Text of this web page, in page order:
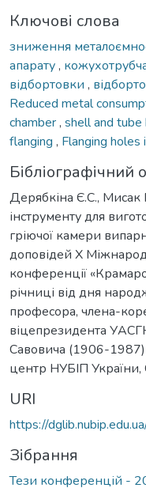
Ключові слова
зниження
апарату,
відбортовки ,
Reduced metal
chamber, shell and tube
flanging , Flanging holes
Бібліографічний
Дерябкіна Є.С., Мисак
інструменту для
гріючої камери
доповідей Х
конференції
річниці від дня
професора, члена-
віцепрезидента
Савовича (1906-
центр НУБІП
URI
https://
Зібрання
Тези конференцій -